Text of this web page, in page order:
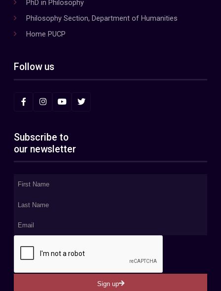
PhD in Philosophy
Philosophy Section, Department of Humanities
Home PUCP
Follow us
Subscribe to
our newsletter
Sign up